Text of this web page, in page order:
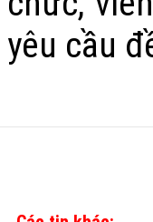
yêu cầu